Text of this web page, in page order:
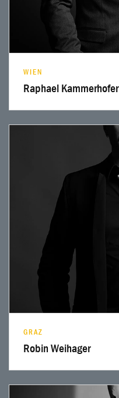
Profil lesen
WIEN
Raphael Kammerhofer
Profil lesen
GRAZ
Robin Weihager